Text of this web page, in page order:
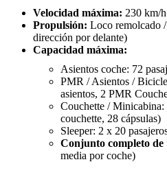
Velocidad máxima: 230 km/
Propulsión: Loco remolcado
dirección por delante)
Capacidad máxima:
Asientos coche: 72
PMR / Asientos /
asientos, 2 PMR
Couchette / Minicabina:
couchette, 28 cápsulas)
Sleeper: 2 x 20
Conjunto completo de
media por coche)